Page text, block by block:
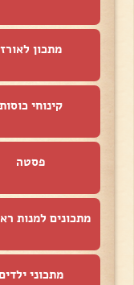
מתכון לאורז
קינוחי כוסות
פסטה
מתכונים למנות
מתכוני